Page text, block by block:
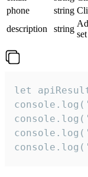
phone
string
description
string
let